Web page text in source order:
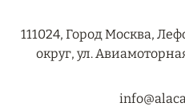
HÔTEL BARRIÈRE LES
111024, Город Москва,
округ, ул.